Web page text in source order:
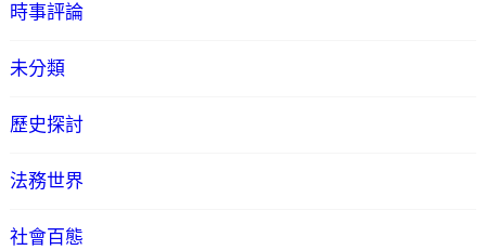
時事評論
未分類
歷史探討
法務世界
社會百態